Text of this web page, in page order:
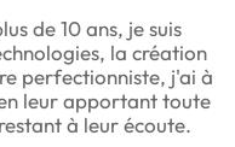
de 10 ans, je suis
la création
perfectionniste, j'ai à
leur apportant toute
à leur écoute.